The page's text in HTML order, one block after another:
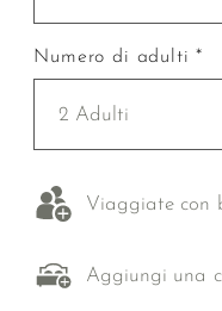
Numero di adulti *
2 Adulti
Viaggiate con
Aggiungi una